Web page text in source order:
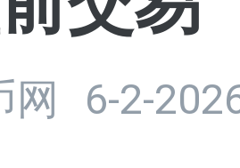
网 6-2-